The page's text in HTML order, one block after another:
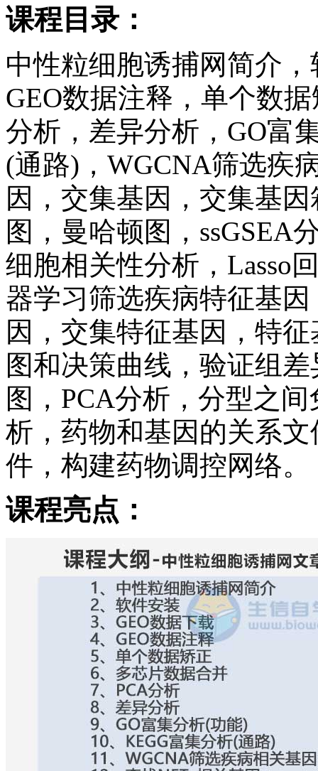
课程目录：
中性粒细胞诱捕网简介
GEO数据注释，单个数
分析，差异分析，GO富
(通路)，WGCNA筛选疾
因，交集基因，交集基
图，曼哈顿图，ssGSEA
细胞相关性分析，Lasso
器学习筛选疾病特征基
因，交集特征基因，特
图和决策曲线，验证组
图，PCA分析，分型之
析，药物和基因的关系
件，构建药物调控网络。
课程亮点：